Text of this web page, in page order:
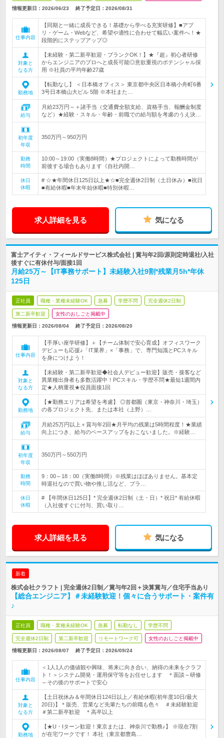
情報更新日：2026/06/23 終了予定日： 2026/08/31
仕事内容
【同期と一緒に成長できる！基礎から学べる充実研修】■アプ
リ・ゲーム・Webなど、希望や適性に合わせて幅広い案件へ！★
段階的にステップアップ◎
対象と
なる方
【未経験・第二新卒歓迎・ブランクOK！】★『超』初心者研修
からエンジニアのプロへと成長可能◎意欲重視のポテンシャル採
用 ※社員の平均年齢27歳
勤務地
【転勤なし】 ＜日本橋オフィス＞ 東京都中央区日本橋小舟町6番
3号日本橋山大ビル 5階 ※本社また…
給与
月給23万円～＋諸手当（交通費全額支給、資格手当、報酬金制度
など）★経験・スキル・年齢・前職での給与額を考慮のうえ決…
初年度
年収
350万円～950万円
勤務
時間
10:00～19:00（実働8時間）★プロジェクトによって勤務時間が
前後する場合もあります《自社内開…
休日
休暇
# ☆★年間休日125日以上★☆■完全週休2日制（土日休み）■祝日
■有給休暇■年末年始休暇■特別休暇…
求人詳細を見る 気になる
富士アイティ・フィールドサービス株式会社 | 賞与年2回/原則定時退社/入社
後すぐに有休付与/面接1回
月給25万～【IT事務サポート】未経験入社9割*残業月5h*年休
125日
正社員 職種・業種未経験OK 急募 学歴不問 完全週休2日制
第二新卒歓迎 女性のおしごと掲載中
情報更新日：2026/08/04 終了予定日： 2026/08/20
仕事内容
【手厚い座学研修】＋【チーム体制で安心育成】オフィスワーク
デビューも応援♪「IT業界」×「事務」で、専門知識とPCスキル
を身につけよう！
対象と
なる方
【未経験・第二新卒歓迎◆社会人デビュー歓迎】販売・接客など
異業種出身者も多数活躍中！PCスキル・学歴不問★最短1週間内
定★人柄重視★役員面接1回
勤務地
【★勤務エリアは希望を考慮】 ◎首都圏（東京・神奈川・埼玉）
の各プロジェクト先、または本社（上野）…
給与
月給25万円以上＋賞与年2回★月平均の残業は5時間程度！★業績
向上につき、給与のベースアップをおこないました。※経験…
初年度
年収
350万円～550万円
勤務
時間
9：00～18：00（実働8時間）※残業はほぼありません。基本定
時退社なので買い物や推し活など、プラ…
休日
休暇
# 【年間休日125日】* 完全週休2日制（土・日）* 祝日* 有給休暇
（入社後すぐに付与、買い取り…
求人詳細を見る 気になる
新着
株式会社クラフト | 完全週休2日制／賞与年2回＋決算賞与／住宅手当あり
【総合エンジニア】＃未経験歓迎！個々に合うサポート・案件有
♪
正社員 職種・業種未経験OK 急募 転勤なし 学歴不問
完全週休2日制 第二新卒歓迎 リモートワーク可 女性のおしごと掲載中
情報更新日：2026/08/07 終了予定日： 2026/09/24
仕事内容
＜1人1人の価値観や興味、将来に向き合い、納得の未来をクラフ
ト！＞システム開発・運用保守等をお任せします ＊面談～研修
～その後のサポートで安心
対象と
なる方
【土日祝休み＆年間休日124日以上／有給休暇(初年度10日/最大
20日)】＊販売、営業など先輩たちの前職も色々 ＃未経験歓迎
＃第二新卒歓迎 ＊高卒以上
勤務地
【★U・Iターン歓迎！東京または、神奈川で勤務♪】 ※現在7割
が在宅ワークです！ 本社（東京都豊島…